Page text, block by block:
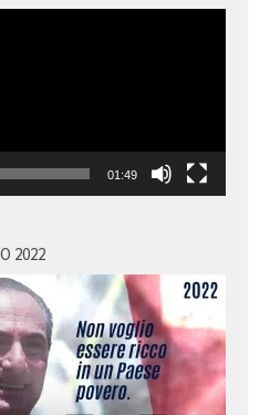
01:49
2022